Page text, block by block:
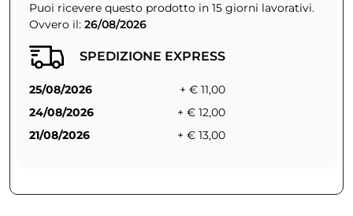
Puoi ricevere questo prodotto in 15 giorni lavorativi.
Ovvero il: 26/08/2026
SPEDIZIONE EXPRESS
25/08/2026
+ € 11,00
24/08/2026
+ € 12,00
21/08/2026
+ € 13,00